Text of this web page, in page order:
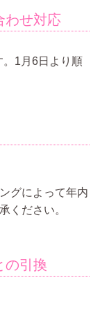
わせ対応
。1月6日より順
グによって年内
ください。
の引換